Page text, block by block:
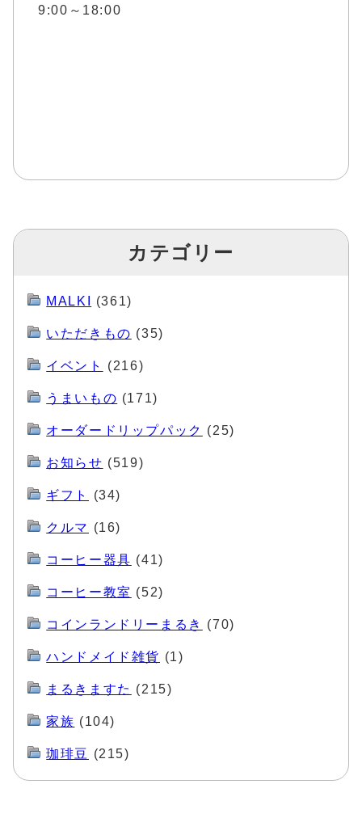
9:00～18:00
カテゴリー
MALKI (361)
いただきもの (35)
イベント (216)
うまいもの (171)
オーダードリップパック (25)
お知らせ (519)
ギフト (34)
クルマ (16)
コーヒー器具 (41)
コーヒー教室 (52)
コインランドリーまるき (70)
ハンドメイド雑貨 (1)
まるきますた (215)
家族 (104)
珈琲豆 (215)